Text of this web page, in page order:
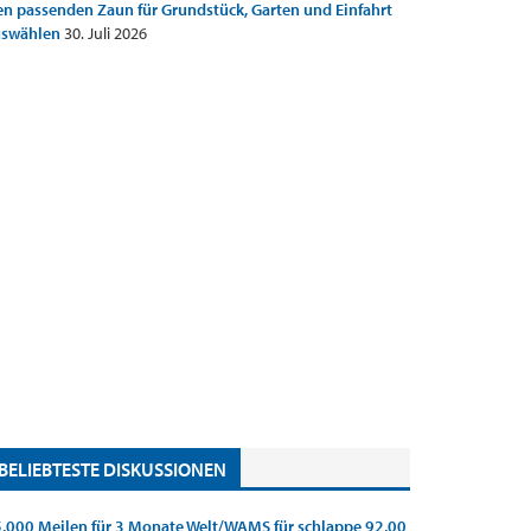
passenden Zaun für Grundstück, Garten und Einfahrt
30. Juli 2026
BELIEBTESTE DISKUSSIONEN
Meilen für 3 Monate Welt/WAMS für schlappe 92,00